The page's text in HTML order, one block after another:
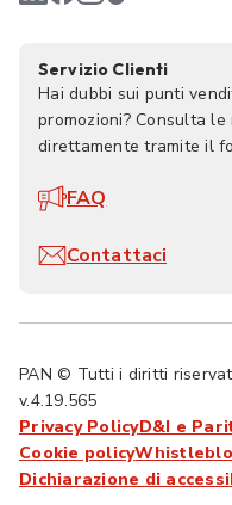
Servizio Clienti
Hai dubbi sui punti
promozioni? Consulta
direttamente tramite il
FAQ
Contattaci
PAN © Tutti i diritti
v.4.19.565
Privacy PolicyD&I e
Cookie policy
Dichiarazione di